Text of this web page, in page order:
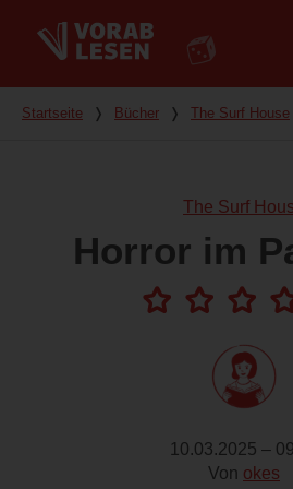
Du bist hier
Startseite ❭ Bücher ❭ The Surf House
The Surf
Horror im
10.03.2025 –
Von okes